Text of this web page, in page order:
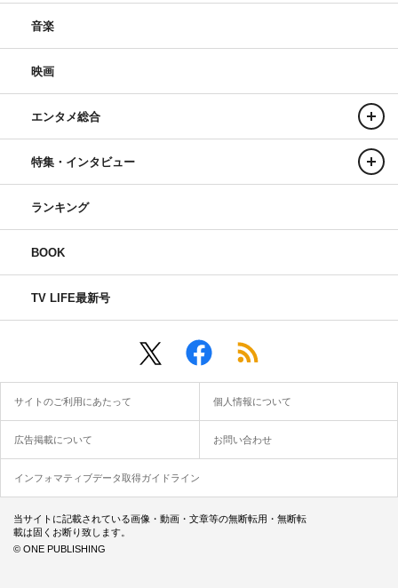
音楽
映画
エンタメ総合
特集・インタビュー
ランキング
BOOK
TV LIFE最新号
サイトのご利用にあたって 個人情報について
広告掲載について お問い合わせ
インフォマティブデータ取得ガイドライン
当サイトに記載されている画像・動画・文章等の無断転用・無断転
載は固くお断り致します。
© ONE PUBLISHING